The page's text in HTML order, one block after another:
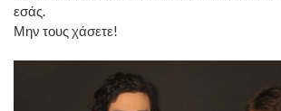
εσάς.
Μην τους χάσετε!